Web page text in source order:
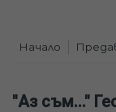
Начало
"Аз съм..."